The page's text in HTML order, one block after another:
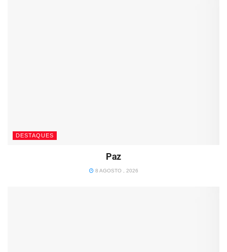
DESTAQUES
Paz
8 AGOSTO , 2026